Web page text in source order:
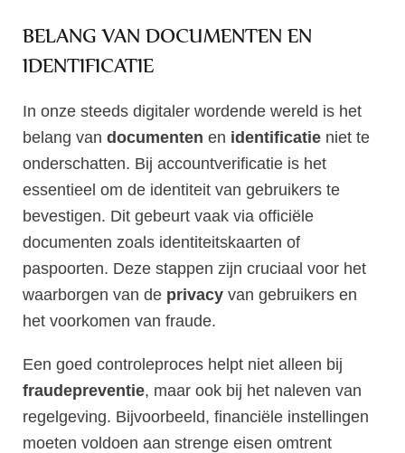
BELANG VAN DOCUMENTEN EN
IDENTIFICATIE
In onze steeds digitaler wordende wereld is het
belang van documenten en identificatie niet te
onderschatten. Bij accountverificatie is het
essentieel om de identiteit van gebruikers te
bevestigen. Dit gebeurt vaak via officiële
documenten zoals identiteitskaarten of
paspoorten. Deze stappen zijn cruciaal voor het
waarborgen van de privacy van gebruikers en
het voorkomen van fraude.
Een goed controleproces helpt niet alleen bij
fraudepreventie, maar ook bij het naleven van
regelgeving. Bijvoorbeeld, financiële instellingen
moeten voldoen aan strenge eisen omtrent